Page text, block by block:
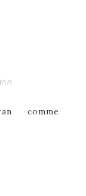
comme